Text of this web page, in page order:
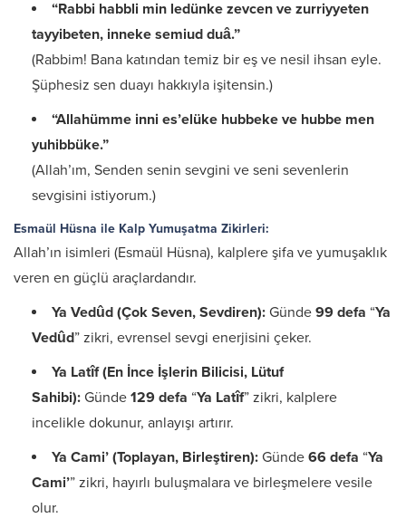
“Rabbi habbli min ledünke zevcen ve zurriyyeten
tayyibeten, inneke semiud duâ.”
(Rabbim! Bana katından temiz bir eş ve nesil ihsan eyle.
Şüphesiz sen duayı hakkıyla işitensin.)
“Allahümme inni es’elüke hubbeke ve hubbe men
yuhibbüke.”
(Allah’ım, Senden senin sevgini ve seni sevenlerin
sevgisini istiyorum.)
Esmaül Hüsna ile Kalp Yumuşatma Zikirleri:
Allah’ın isimleri (Esmaül Hüsna), kalplere şifa ve yumuşaklık
veren en güçlü araçlardandır.
Ya Vedûd (Çok Seven, Sevdiren): Günde 99 defa “Ya
Vedûd” zikri, evrensel sevgi enerjisini çeker.
Ya Latîf (En İnce İşlerin Bilicisi, Lütuf
Sahibi): Günde 129 defa “Ya Latîf” zikri, kalplere
incelikle dokunur, anlayışı artırır.
Ya Cami’ (Toplayan, Birleştiren): Günde 66 defa “Ya
Cami’” zikri, hayırlı buluşmalara ve birleşmelere vesile
olur.